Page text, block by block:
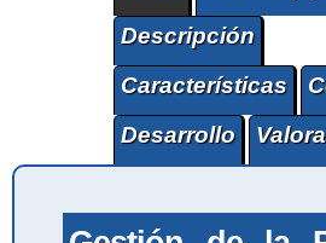
Descripción
Características
Desarrollo